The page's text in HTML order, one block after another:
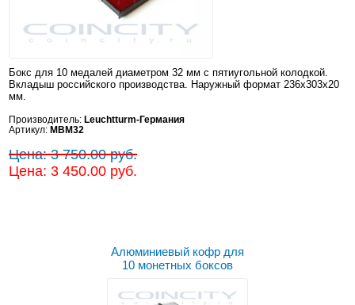
Бокс для 10 медалей диаметром 32 мм с пятиугольной колодкой.
Вкладыш российского производства. Наружный формат 236x303x20
мм.
Производитель: Leuchtturm-Германия
Артикул: MBM32
Цена: 3 750.00 руб.
Цена: 3 450.00 руб.
Алюминиевый кофр для
10 монетных боксов